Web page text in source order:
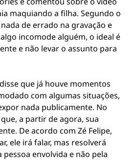
maquiando a filha. Segundo o
de errado na gravação e
incomode alguém, o ideal é
e não levar o assunto para
que já houve momentos
com algumas situações,
nada publicamente. No
a partir de agora, sua
De acordo com Zé Felipe,
ele irá falar, mas resolverá
envolvida e não pela